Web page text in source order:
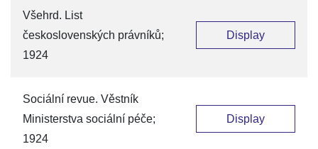
Všehrd. List
československých právníků;
1924
Display
Sociální revue. Věstník
Ministerstva sociální péče;
1924
Display